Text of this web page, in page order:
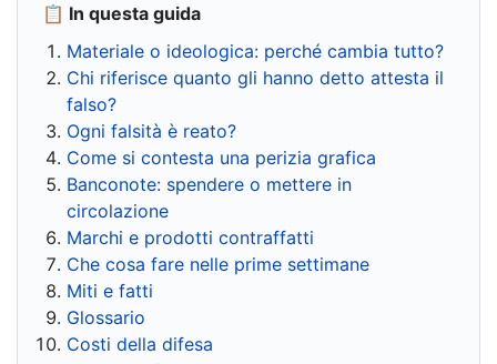
📋 In questa guida
Materiale o ideologica: perché cambia tutto?
Chi riferisce quanto gli hanno detto attesta il
falso?
Ogni falsità è reato?
Come si contesta una perizia grafica
Banconote: spendere o mettere in
circolazione
Marchi e prodotti contraffatti
Che cosa fare nelle prime settimane
Miti e fatti
Glossario
Costi della difesa